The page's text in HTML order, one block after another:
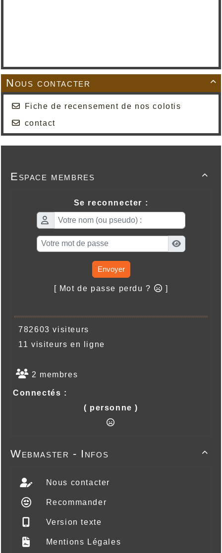

Nous contacter
Fiche de recensement de nos colotis
contact

Espace membres
Se reconnecter :
Envoyer
[ Mot de passe perdu ? ]
782603 visiteurs
11 visiteurs en ligne
2 membres
Connectés :
( personne )

Webmaster - Infos
Nous contacter
Recommander
Version texte
Mentions Légales